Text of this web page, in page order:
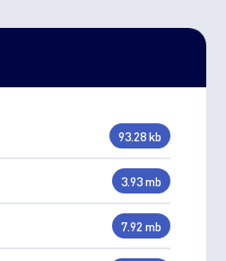
93.28 kb
3.93 mb
7.92 mb